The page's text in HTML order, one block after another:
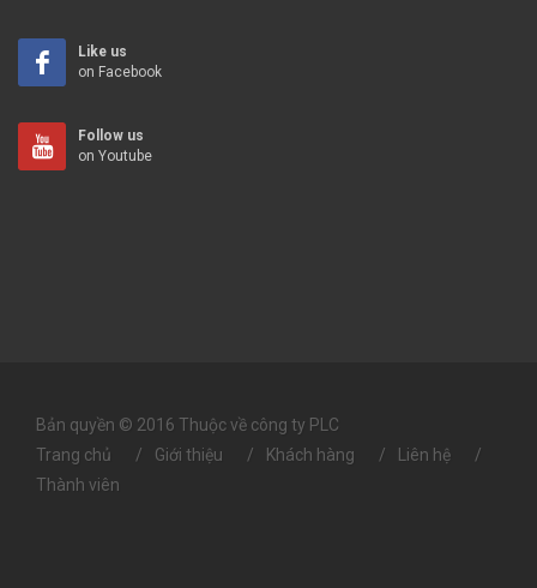
Like us
on Facebook
Follow us
on Youtube
Bản quyền © 2016 Thuộc về công ty PLC
Trang chủ
Giới thiệu Khách hàng
Liên hệ
Thành viên